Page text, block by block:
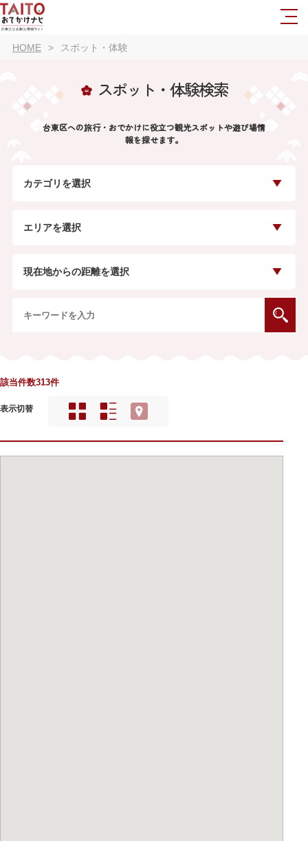
HOME スポット・体験
スポット・体験検索
台東区への旅行・おでかけに役立つ観光スポットや遊び場情
報を探せます。
カテゴリを選択
エリアを選択
現在地からの距離を選択
該当件数313件
表示切替